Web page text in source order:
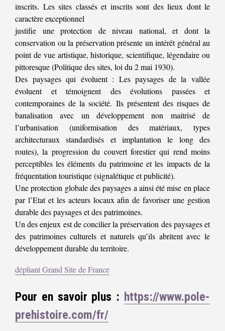
inscrits. Les sites classés et inscrits sont des lieux dont le
caractère exceptionnel
justifie une protection de niveau national, et dont la
conservation ou la préservation présente un intérêt général au
point de vue artistique, historique, scientifique, légendaire ou
pittoresque (Politique des sites, loi du 2 mai 1930).
Des paysages qui évoluent : Les paysages de la vallée
évoluent et témoignent des évolutions passées et
contemporaines de la société. Ils présentent des risques de
banalisation avec un développement non maitrisé de
l’urbanisation (uniformisation des matériaux, types
architecturaux standardisés et implantation le long des
routes), la progression du couvert forestier qui rend moins
perceptibles les éléments du patrimoine et les impacts de la
fréquentation touristique (signalétique et publicité).
Une protection globale des paysages a ainsi été mise en place
par l’Etat et les acteurs locaux afin de favoriser une gestion
durable des paysages et des patrimoines.
Un des enjeux est de concilier la préservation des paysages et
des patrimoines culturels et naturels qu’ils abritent avec le
développement durable du territoire.
dépliant Grand Site de France
Pour en savoir plus : https://www.pole-
prehistoire.com/fr/